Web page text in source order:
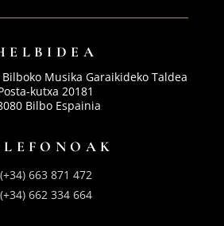
Musika Garaikideko Taldea
kutxa 20181
Bilbo Espainia
(+34) 663 871 472
(+34) 662 334 664